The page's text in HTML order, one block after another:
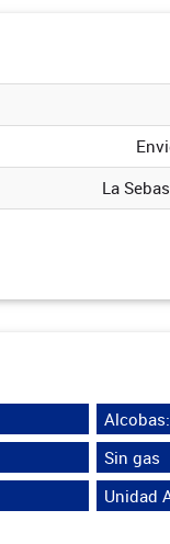
La
Sin gas
Unidad